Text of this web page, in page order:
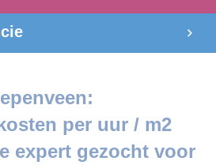
per uur / m2
expert gezocht voor